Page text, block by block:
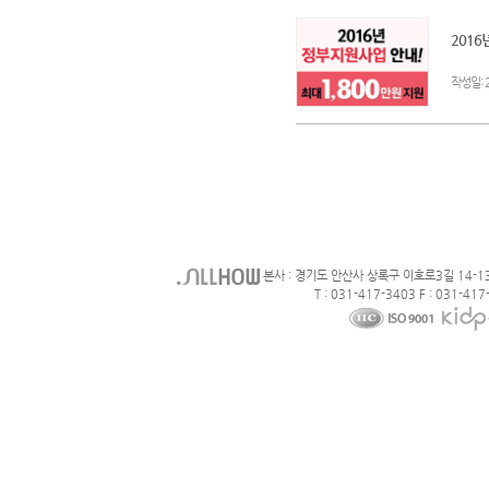
2016
작성일
본사 : 경기도 안산사 상록구 이호로3길 14-
T : 031-417-3403 F : 031-